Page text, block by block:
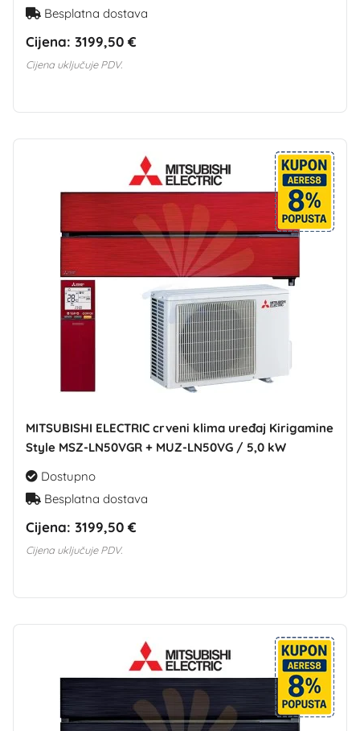
Besplatna dostava
Cijena: 3199,50 €
Cijena uključuje PDV.
MITSUBISHI ELECTRIC crveni klima uređaj Kirigamine
Style MSZ-LN50VGR + MUZ-LN50VG / 5,0 kW
Dostupno
Besplatna dostava
Cijena: 3199,50 €
Cijena uključuje PDV.